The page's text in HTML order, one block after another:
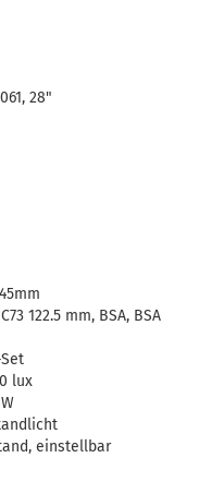
28"
122.5 mm, BSA, BSA
lux
einstellbar